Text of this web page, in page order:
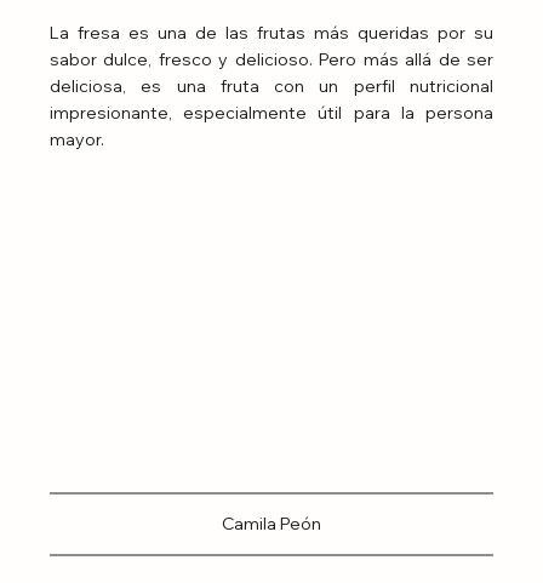
La fresa es una de las frutas más queridas por su
sabor dulce, fresco y delicioso. Pero más allá de ser
deliciosa, es una fruta con un perfil nutricional
impresionante, especialmente útil para la persona
mayor.
Camila Peón